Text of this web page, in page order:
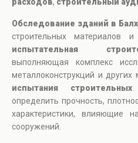
Обследование зданий в
строительных материалов и
испытательная
выполняющая комплекс
металлоконструкций и других
испытания
определить прочность,
характеристики, влияющие
сооружений.